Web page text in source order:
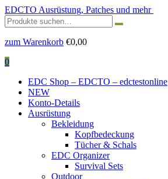
EDCTO Ausrüstung, Patches und mehr
Suchen
nach:
zum Warenkorb €0,00
0
EDC Shop – EDCTO – edctestonline
NEW
Konto-Details
Ausrüstung
Bekleidung
Kopfbedeckung
Tücher & Schals
EDC Organizer
Survival Sets
Outdoor